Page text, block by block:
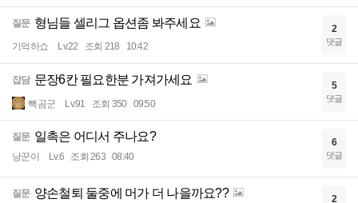
질문 형님들 셀리그 옵션좀 봐주세요
기억하쇼 Lv.22 조회 218 10:42
2
댓글
잡담 문장6칸 필요한분 가져가세요
빽곰군 Lv.91 조회 350 09:50
5
댓글
질문 일촉은 어디서 주나요?
낭꾼이 Lv.6 조회 263 08:40
6
댓글
질문 양손철퇴 둘중에 머가 더 나을까요?? 2